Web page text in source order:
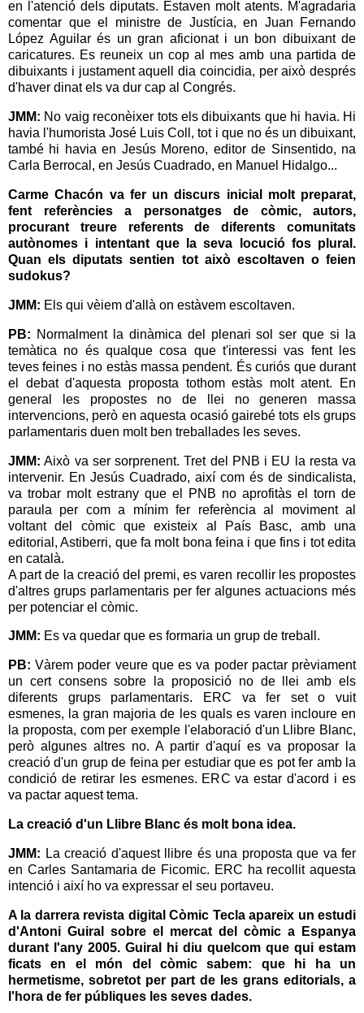
en l'atenció dels diputats. Estaven molt atents. M'agradaria
comentar que el ministre de Justícia, en Juan Fernando
López Aguilar és un gran aficionat i un bon dibuixant de
caricatures. Es reuneix un cop al mes amb una partida de
dibuixants i justament aquell dia coincidia, per això després
d'haver dinat els va dur cap al Congrés.
JMM: No vaig reconèixer tots els dibuixants que hi havia. Hi
havia l'humorista José Luis Coll, tot i que no és un dibuixant,
també hi havia en Jesús Moreno, editor de Sinsentido, na
Carla Berrocal, en Jesús Cuadrado, en Manuel Hidalgo...
Carme Chacón va fer un discurs inicial molt preparat,
fent referències a personatges de còmic, autors,
procurant treure referents de diferents comunitats
autònomes i intentant que la seva locució fos plural.
Quan els diputats sentien tot això escoltaven o feien
sudokus?
JMM: Els qui vèiem d'allà on estàvem escoltaven.
PB: Normalment la dinàmica del plenari sol ser que si la
temàtica no és qualque cosa que t'interessi vas fent les
teves feines i no estàs massa pendent. És curiós que durant
el debat d'aquesta proposta tothom estàs molt atent. En
general les propostes no de llei no generen massa
intervencions, però en aquesta ocasió gairebé tots els grups
parlamentaris duen molt ben treballades les seves.
JMM: Això va ser sorprenent. Tret del PNB i EU la resta va
intervenir. En Jesús Cuadrado, així com és de sindicalista,
va trobar molt estrany que el PNB no aprofitàs el torn de
paraula per com a mínim fer referència al moviment al
voltant del còmic que existeix al País Basc, amb una
editorial, Astiberri, que fa molt bona feina i que fins i tot edita
en català.
A part de la creació del premi, es varen recollir les propostes
d'altres grups parlamentaris per fer algunes actuacions més
per potenciar el còmic.
JMM: Es va quedar que es formaria un grup de treball.
PB: Vàrem poder veure que es va poder pactar prèviament
un cert consens sobre la proposició no de llei amb els
diferents grups parlamentaris. ERC va fer set o vuit
esmenes, la gran majoria de les quals es varen incloure en
la proposta, com per exemple l'elaboració d'un Llibre Blanc,
però algunes altres no. A partir d'aquí es va proposar la
creació d'un grup de feina per estudiar que es pot fer amb la
condició de retirar les esmenes. ERC va estar d'acord i es
va pactar aquest tema.
La creació d'un Llibre Blanc és molt bona idea.
JMM: La creació d'aquest llibre és una proposta que va fer
en Carles Santamaria de Ficomic. ERC ha recollit aquesta
intenció i així ho va expressar el seu portaveu.
A la darrera revista digital Còmic Tecla apareix un estudi
d'Antoni Guiral sobre el mercat del còmic a Espanya
durant l'any 2005. Guiral hi diu quelcom que qui estam
ficats en el món del còmic sabem: que hi ha un
hermetisme, sobretot per part de les grans editorials, a
l'hora de fer públiques les seves dades.